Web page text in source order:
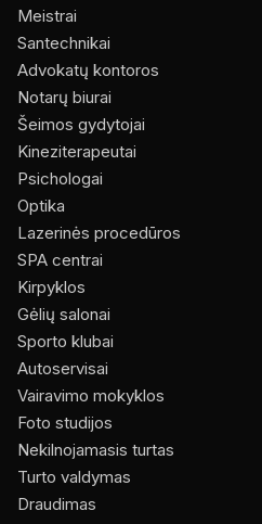
Meistrai
Santechnikai
Advokatų kontoros
Notarų biurai
Šeimos gydytojai
Kineziterapeutai
Psichologai
Optika
Lazerinės procedūros
SPA centrai
Kirpyklos
Gėlių salonai
Sporto klubai
Autoservisai
Vairavimo mokyklos
Foto studijos
Nekilnojamasis turtas
Turto valdymas
Draudimas